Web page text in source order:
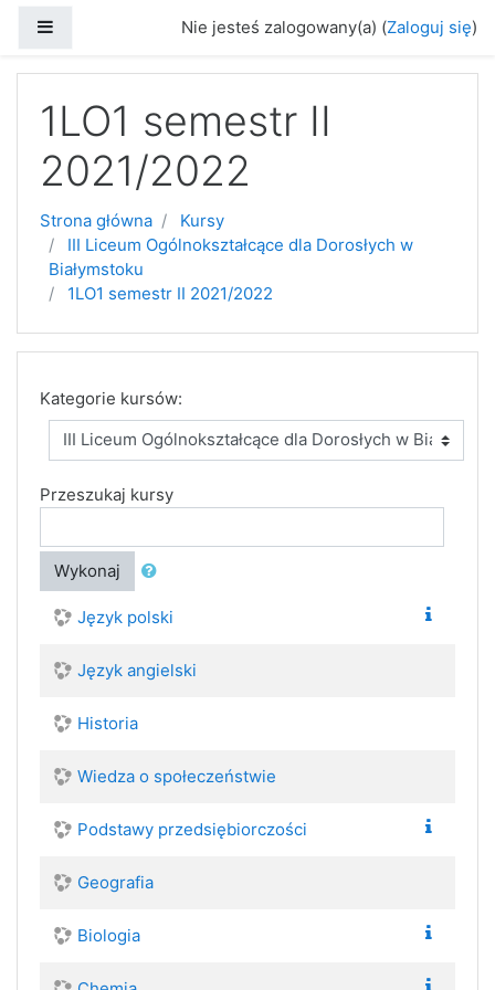
Nie jesteś zalogowany(a) (Zaloguj się)
1LO1 semestr II
2021/2022
Strona główna
Kursy
III Liceum Ogólnokształcące dla Dorosłych w
Białymstoku
1LO1 semestr II 2021/2022
Kategorie kursów:
Przeszukaj kursy
Wykonaj
Język polski
Język angielski
Historia
Wiedza o społeczeństwie
Podstawy przedsiębiorczości
Geografia
Biologia